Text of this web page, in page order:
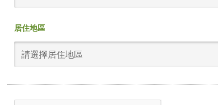
居住地區
請選擇居住地區